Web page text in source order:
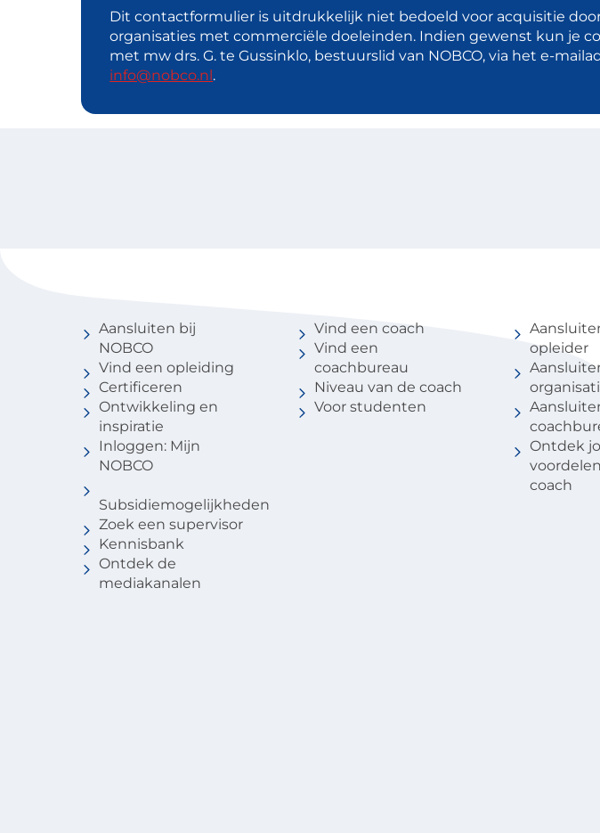
Dit contactformulier is uitdrukkelijk niet bedoeld voor acquisitie
organisaties met commerciële doeleinden. Indien gewenst kun je
met mw drs. G. te Gussinklo, bestuurslid van NOBCO, via het e-
info@nobco.nl .
Aansluiten bij
NOBCO
Vind een opleiding
Certificeren
Ontwikkeling en
inspiratie
Inloggen: Mijn
NOBCO
Subsidiemogelijkheden
Zoek een supervisor
Kennisbank
Ontdek de
mediakanalen
Vind een coach
Vind een
coachbureau
Niveau van de coach
Voor studenten
opleider
Ontdek
coach